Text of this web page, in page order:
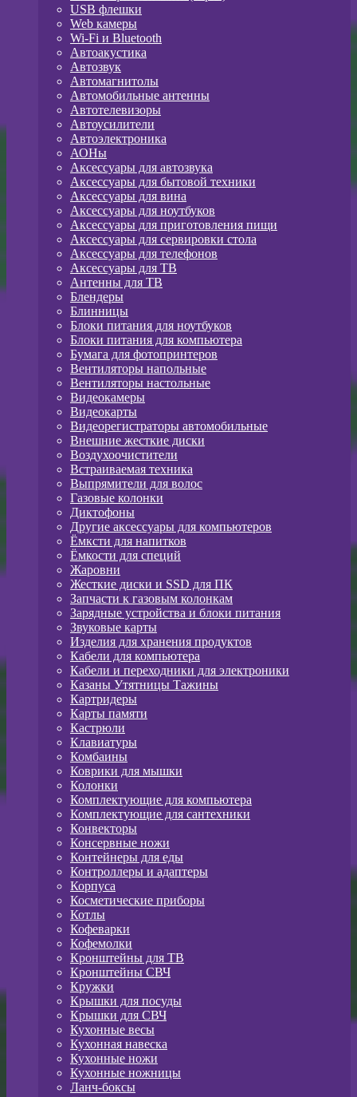
USB флешки
Web камеры
Wi-Fi и Bluetooth
Автоакустика
Автозвук
Автомагнитолы
Автомобильные антенны
Автотелевизоры
Автоусилители
Автоэлектроника
АОНы
Аксессуары для автозвука
Аксессуары для бытовой техники
Аксессуары для вина
Аксессуары для ноутбуков
Аксессуары для приготовления пищи
Аксессуары для сервировки стола
Аксессуары для телефонов
Аксессуары для ТВ
Антенны для ТВ
Блендеры
Блинницы
Блоки питания для ноутбуков
Блоки питания для компьютера
Бумага для фотопринтеров
Вентиляторы напольные
Вентиляторы настольные
Видеокамеры
Видеокарты
Видеорегистраторы автомобильные
Внешние жесткие диски
Воздухоочистители
Встраиваемая техника
Выпрямители для волос
Газовые колонки
Диктофоны
Другие аксессуары для компьютеров
Ёмксти для напитков
Ёмкости для специй
Жаровни
Жесткие диски и SSD для ПК
Запчасти к газовым колонкам
Зарядные устройства и блоки питания
Звуковые карты
Изделия для хранения продуктов
Кабели для компьютера
Кабели и переходники для электроники
Казаны Утятницы Тажины
Картридеры
Карты памяти
Кастрюли
Клавиатуры
Комбаины
Коврики для мышки
Колонки
Комплектующие для компьютера
Комплектующие для сантехники
Конвекторы
Консервные ножи
Контейнеры для еды
Контроллеры и адаптеры
Корпуса
Косметические приборы
Котлы
Кофеварки
Кофемолки
Кронштейны для ТВ
Кронштейны СВЧ
Кружки
Крышки для посуды
Крышки для СВЧ
Кухонные весы
Кухонная навеска
Кухонные ножи
Кухонные ножницы
Ланч-боксы